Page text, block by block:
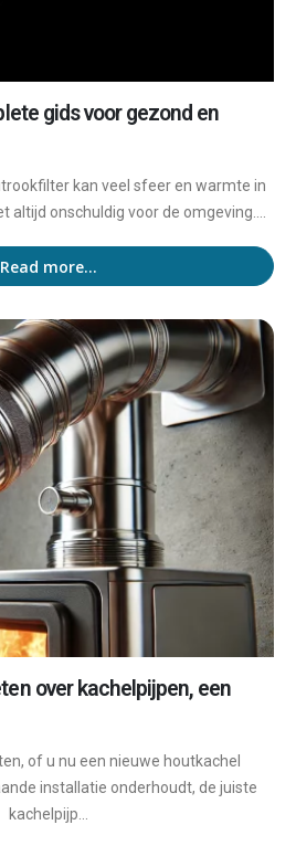
gids voor gezond en
kan veel sfeer en warmte in
altijd onschuldig voor de omgeving....
Read more...
over kachelpijpen, een
of u nu een nieuwe houtkachel
installatie onderhoudt, de juiste
kachelpijp...